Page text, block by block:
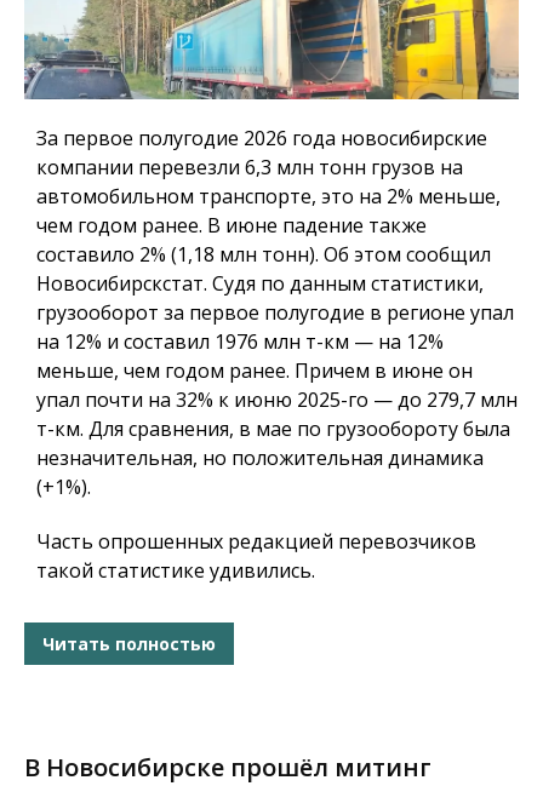
За первое полугодие 2026 года новосибирские
компании перевезли 6,3 млн тонн грузов на
автомобильном транспорте, это на 2% меньше,
чем годом ранее. В июне падение также
составило 2% (1,18 млн тонн). Об этом сообщил
Новосибирскстат. Судя по данным статистики,
грузооборот за первое полугодие в регионе упал
на 12% и составил 1976 млн т-км — на 12%
меньше, чем годом ранее. Причем в июне он
упал почти на 32% к июню 2025-го — до 279,7 млн
т-км. Для сравнения, в мае по грузообороту была
незначительная, но положительная динамика
(+1%).
Часть опрошенных редакцией перевозчиков
такой статистике удивились.
Читать полностью
В Новосибирске прошёл митинг